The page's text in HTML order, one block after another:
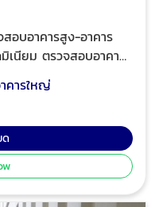
อบอาคารสูง-อาคาร
รวจสอบอาคาร ตรวจ
คารใหญ่
ด